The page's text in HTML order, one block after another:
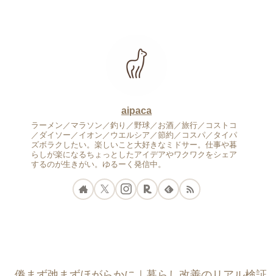
aipaca
ラーメン／マラソン／釣り／野球／お酒／旅行／コストコ
／ダイソー／イオン／ウエルシア／節約／コスパ／タイパ
ズボラクしたい。楽しいこと大好きなミドサー。仕事や暮
らしが楽になるちょっとしたアイデアやワクワクをシェア
するのが生きがい。ゆるーく発信中。